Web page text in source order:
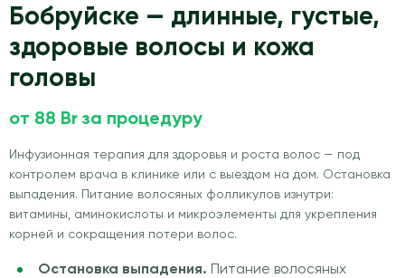
Бобруйске — длинные, густые,
здоровые волосы и кожа
головы
от 88 Br за процедуру
Инфузионная терапия для здоровья и роста волос — под
контролем врача в клинике или с выездом на дом. Остановка
выпадения. Питание волосяных фолликулов изнутри:
витамины, аминокислоты и микроэлементы для укрепления
корней и сокращения потери волос.
Остановка выпадения. Питание волосяных